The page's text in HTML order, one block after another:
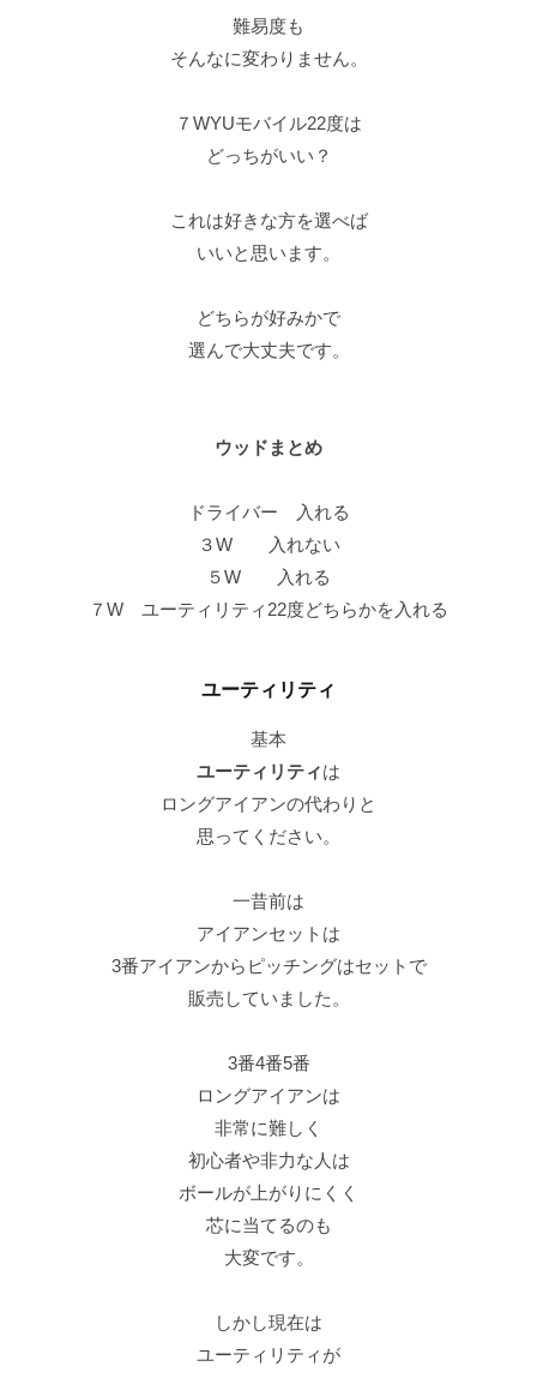
難易度も
そんなに変わりません。
７WYUモバイル22度は
どっちがいい？
これは好きな方を選べば
いいと思います。
どちらが好みかで
選んで大丈夫です。
ウッドまとめ
ドライバー 入れる
３W 入れない
５W 入れる
７W ユーティリティ22度どちらかを入れる
ユーティリティ
基本
ユーティリティは
ロングアイアンの代わりと
思ってください。
一昔前は
アイアンセットは
3番アイアンからピッチングはセットで
販売していました。
3番4番5番
ロングアイアンは
非常に難しく
初心者や非力な人は
ボールが上がりにくく
芯に当てるのも
大変です。
しかし現在は
ユーティリティが